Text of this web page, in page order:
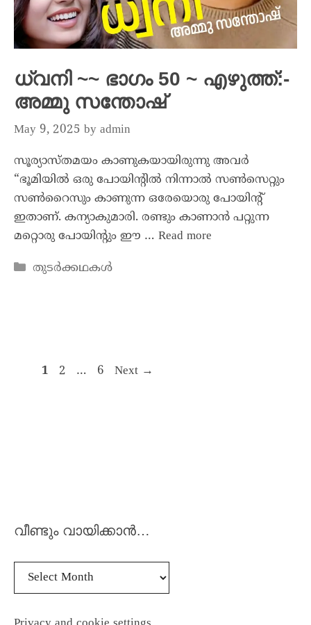
ധ്വനി ~~ ഭാഗം 50 ~ എഴുത്ത്:-
അമ്മു സന്തോഷ്
May 9, 2025 by admin
സൂര്യാസ്തമയം കാണുകയായിരുന്നു അവർ
“ഭൂമിയിൽ ഒരു പോയിന്റിൽ നിന്നാൽ സൺസെറ്റും
സൺ‌റൈസും കാണുന്ന ഒരേയൊരു പോയിന്റ്
ഇതാണ്. കന്യാകുമാരി. രണ്ടും കാണാൻ പറ്റുന്ന
മറ്റൊരു പോയിന്റും ഈ … Read more
തുടർക്കഥകൾ
1 2 … 6 Next →
വീണ്ടും വായിക്കാൻ…